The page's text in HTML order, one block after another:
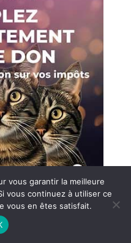
vous garantir la meilleure
vous continuez à utiliser ce
vous en êtes satisfait.